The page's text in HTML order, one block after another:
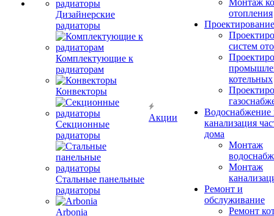
Дизайнерские
радиаторы
Комплектующие к
радиаторам
Конвекторы
Секционные
радиаторы
Стальные панельные
радиаторы
Arbonia
Акции
Монтаж
отопления
Проектирование
систем
котельных
Водоснабжение
канализация
дома
Монтаж
Монтаж
Ремонт и
обслуживание
Ремонт